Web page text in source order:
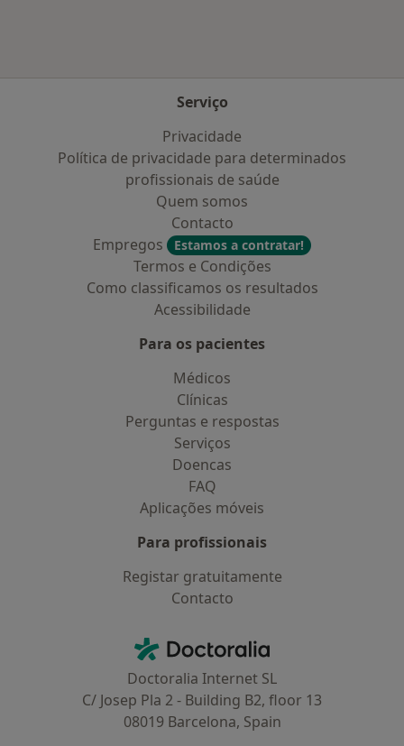
Serviço
Privacidade
Política de privacidade para determinados
profissionais de saúde
Quem somos
Contacto
Empregos
Estamos a contratar!
Termos e Condições
Como classificamos os resultados
Acessibilidade
Para os pacientes
Médicos
Clínicas
Perguntas e respostas
Serviços
Doencas
FAQ
Aplicações móveis
Para profissionais
Registar gratuitamente
Contacto
Doctoralia - Homepage
Doctoralia Internet SL
C/ Josep Pla 2 - Building B2, floor 13
08019 Barcelona, Spain